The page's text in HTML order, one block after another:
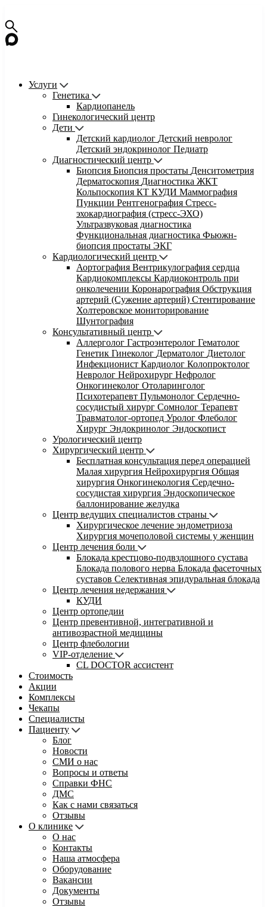
Услуги
Генетика
Кардиопанель
Гинекологический центр
Дети
Детский кардиолог Детский невролог
Детский эндокринолог Педиатр
Диагностический центр
Биопсия Биопсия простаты Денситометрия
Дерматоскопия Диагностика ЖКТ
Кольпоскопия КТ КУДИ Маммография
Пункции Рентгенография Стресс-
эхокардиография (стресс-ЭХО)
Ультразвуковая диагностика
Функциональная диагностика Фьюжн-
биопсия простаты ЭКГ
Кардиологический центр
Аортография Вентрикулография сердца
Кардиокомплексы Кардиоконтроль при
онколечении Коронарография Обструкция
артерий (Сужение артерий) Стентирование
Холтеровское мониторирование
Шунтография
Консультативный центр
Аллерголог Гастроэнтеролог Гематолог
Генетик Гинеколог Дерматолог Диетолог
Инфекционист Кардиолог Колопроктолог
Невролог Нейрохирург Нефролог
Онкогинеколог Отоларинголог
Психотерапевт Пульмонолог Сердечно-
сосудистый хирург Сомнолог Терапевт
Травматолог-ортопед Уролог Флеболог
Хирург Эндокринолог Эндоскопист
Урологический центр
Хирургический центр
Бесплатная консультация перед операцией
Малая хирургия Нейрохирургия Общая
хирургия Онкогинекология Сердечно-
сосудистая хирургия Эндоскопическое
баллонирование желудка
Центр ведущих специалистов страны
Хирургическое лечение эндометриоза
Хирургия мочеполовой системы у женщин
Центр лечения боли
Блокада крестцово-подвздошного сустава
Блокада полового нерва Блокада фасеточных
суставов Селективная эпидуральная блокада
Центр лечения недержания
КУДИ
Центр ортопедии
Центр превентивной, интегративной и
антивозрастной медицины
Центр флебологии
VIP-отделение
CL DOCTOR ассистент
Стоимость
Акции
Комплексы
Чекапы
Специалисты
Пациенту
Блог
Новости
СМИ о нас
Вопросы и ответы
Справки ФНС
ДМС
Как с нами связаться
Отзывы
О клинике
О нас
Контакты
Наша атмосфера
Оборудование
Вакансии
Документы
Отзывы